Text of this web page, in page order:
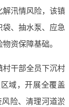
汛情风险，该镇
、抽水泵、应急
资保障基础。
干部全员下沉村
域，开展全覆盖
险、清理河道淤